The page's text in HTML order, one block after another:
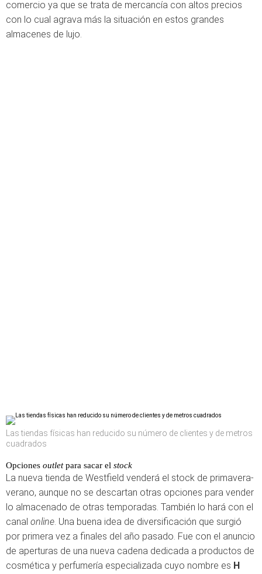
comercio ya que se trata de mercancía con altos precios
con lo cual agrava más la situación en estos grandes
almacenes de lujo.
Las tiendas físicas han reducido su número de clientes y de metros
cuadrados
Opciones outletpara sacar el stock
La nueva tienda de Westfield venderá el stock de primavera-
verano, aunque no se descartan otras opciones para vender
lo almacenado de otras temporadas. También lo hará con el
canal online. Una buena idea de diversificación que surgió
por primera vez a finales del año pasado. Fue con el anuncio
de aperturas de una nueva cadena dedicada a productos de
cosmética y perfumería especializada cuyo nombre es H